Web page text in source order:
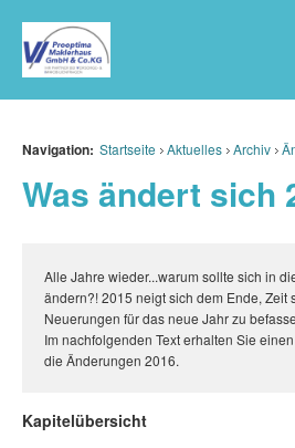
Navigation: Startseite Aktuelles Archiv
Was ändert sich
Alle Jahre wieder...warum sollte sich in
ändern?! 2015 neigt sich dem Ende, Zeit
Neuerungen für das neue Jahr zu
Im nachfolgenden Text erhalten Sie
die Änderungen 2016.
Kapitelübersicht